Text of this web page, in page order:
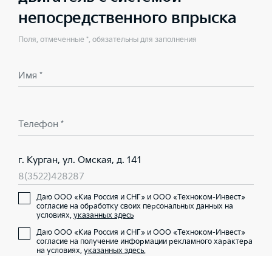
непосредственного впрыска
Поля, отмеченные *, обязательны для заполнения
Имя *
Телефон *
г. Курган, ул. Омская, д. 141
8(3522)428287
Даю ООО «Киа Россия и СНГ» и ООО «Техноком-Инвест»
согласие на обработку своих персональных данных на
условиях, указанных здесь
Даю ООО «Киа Россия и СНГ» и ООО «Техноком-Инвест»
согласие на получение информации рекламного характера
на условиях, указанных здесь.